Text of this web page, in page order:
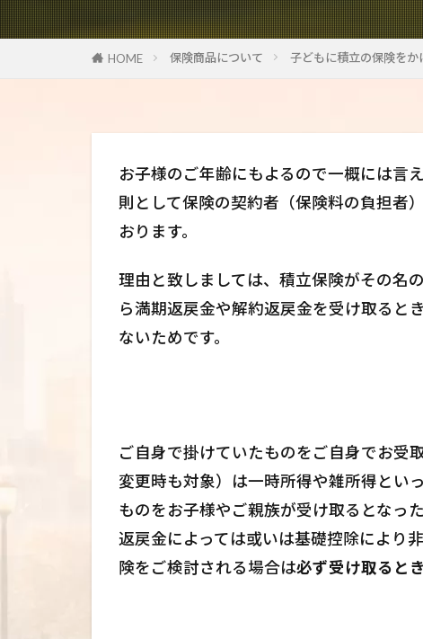
HOME 保険商品について 子どもに積立の保険をか
お子様のご年齢にもよるので一概には言
則として保険の契約者（保険料の負担者
おります。
理由と致しましては、積立保険がその名
ら満期返戻金や解約返戻金を受け取ると
ないためです。
ご自身で掛けていたものをご自身でお受
変更時も対象）は一時所得や雑所得とい
ものをお子様やご親族が受け取るとなっ
返戻金によっては或いは基礎控除により
険をご検討される場合は必ず受け取ると